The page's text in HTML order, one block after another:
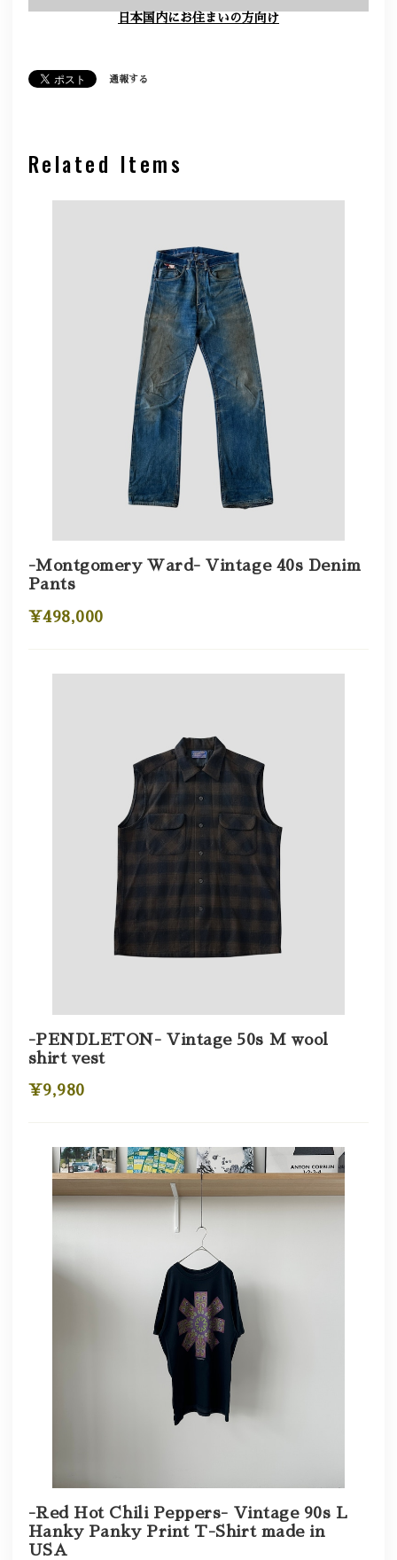
日本国内にお住まいの方向け
通報する
Related Items
-Montgomery Ward- Vintage 40s Denim
Pants
¥498,000
-PENDLETON- Vintage 50s M wool
shirt vest
¥9,980
-Red Hot Chili Peppers- Vintage 90s L
Hanky Panky Print T-Shirt made in
USA